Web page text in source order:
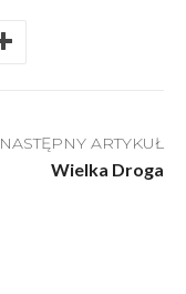
NASTĘPNY ARTYKUŁ
Wielka Droga